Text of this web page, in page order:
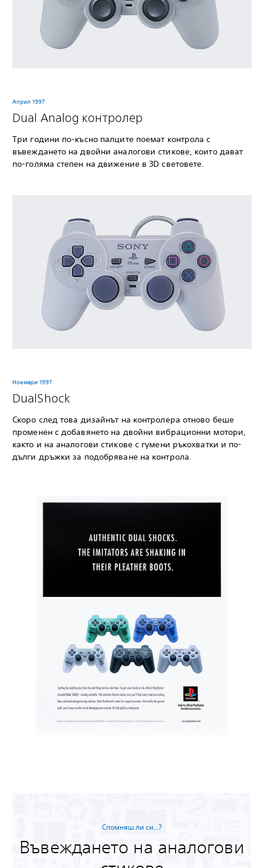
Април 1997
Dual Analog контролер
Три години по-късно палците поемат контрола с
въвеждането на двойни аналогови стикове, които дават
по-голяма степен на движение в 3D световете.
Ноември 1997
DualShock
Скоро след това дизайнът на контролера отново беше
променен с добавянето на двойни вибрационни мотори,
както и на аналогови стикове с гумени ръкохватки и по-
дълги дръжки за подобряване на контрола.
Спомняш ли си...?
Въвеждането на аналогови